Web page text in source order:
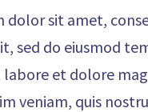
dolor sit amet,
sed do eiusmod
et dolore
veniam, quis